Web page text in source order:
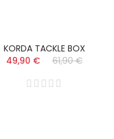
KORDA TACKLE BOX
49,90 €
61,90 €